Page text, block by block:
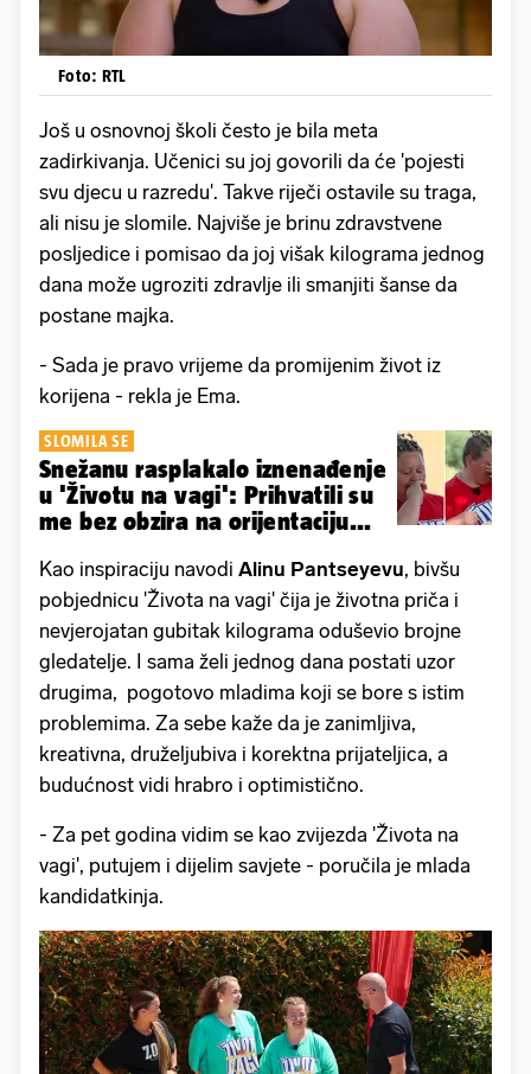
Foto: RTL
Još u osnovnoj školi često je bila meta
zadirkivanja. Učenici su joj govorili da će 'pojesti
svu djecu u razredu'. Takve riječi ostavile su traga,
ali nisu je slomile. Najviše je brinu zdravstvene
posljedice i pomisao da joj višak kilograma jednog
dana može ugroziti zdravlje ili smanjiti šanse da
postane majka.
- Sada je pravo vrijeme da promijenim život iz
korijena - rekla je Ema.
SLOMILA SE
Snežanu rasplakalo iznenađenje
u 'Životu na vagi': Prihvatili su
me bez obzira na orijentaciju...
Kao inspiraciju navodi Alinu Pantseyevu, bivšu
pobjednicu 'Života na vagi' čija je životna priča i
nevjerojatan gubitak kilograma oduševio brojne
gledatelje. I sama želi jednog dana postati uzor
drugima, pogotovo mladima koji se bore s istim
problemima. Za sebe kaže da je zanimljiva,
kreativna, druželjubiva i korektna prijateljica, a
budućnost vidi hrabro i optimistično.
- Za pet godina vidim se kao zvijezda 'Života na
vagi', putujem i dijelim savjete - poručila je mlada
kandidatkinja.